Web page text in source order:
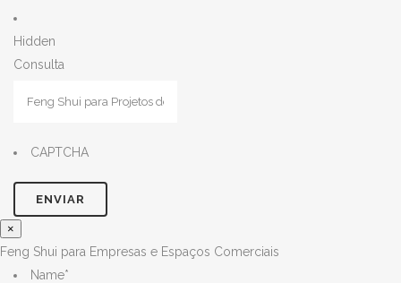
Hidden
Consulta
CAPTCHA
×
Feng Shui para Empresas e Espaços Comerciais
Name*